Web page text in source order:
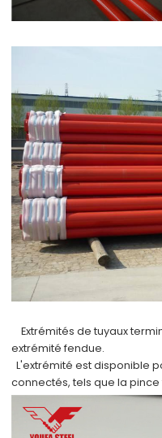
Extrémités de tuyaux
extrémité fendue.
L'extrémité est disponible
connectés, tels que la